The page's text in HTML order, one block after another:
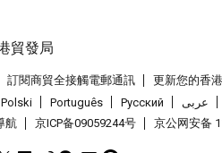
訂閱商貿全接觸電郵通訊 更新您的香
Polski Português Pусский عربى
航 京ICP备09059244号 京公网安备